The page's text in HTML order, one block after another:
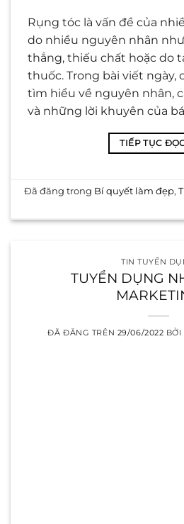
Rụng tóc là vấn đề của
do nhiều nguyên nhân
thẳng, thiếu chất hoặc do
thuốc. Trong bài viết ngày,
tìm hiểu về nguyên nhân,
và những lời khuyên của
TIẾP TỤC
Đã đăng trong Bí quyết làm đẹp,
TIN TUYỂN
TUYỂN DỤNG
ĐÃ ĐĂNG TRÊN 29/06/2022 BỞI